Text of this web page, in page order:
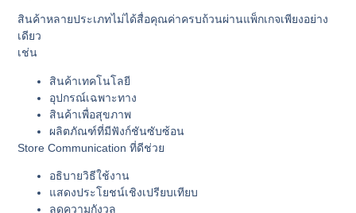
สินค้าหลายประเภทไม่ได้สื่อคุณค่าครบถ้วนผ่านแพ็กเกจเพียงอย่าง
เดียว
เช่น
สินค้าเทคโนโลยี
อุปกรณ์เฉพาะทาง
สินค้าเพื่อสุขภาพ
ผลิตภัณฑ์ที่มีฟังก์ชันซับซ้อน
Store Communication ที่ดีช่วย
อธิบายวิธีใช้งาน
แสดงประโยชน์เชิงเปรียบเทียบ
ลดความกังวล